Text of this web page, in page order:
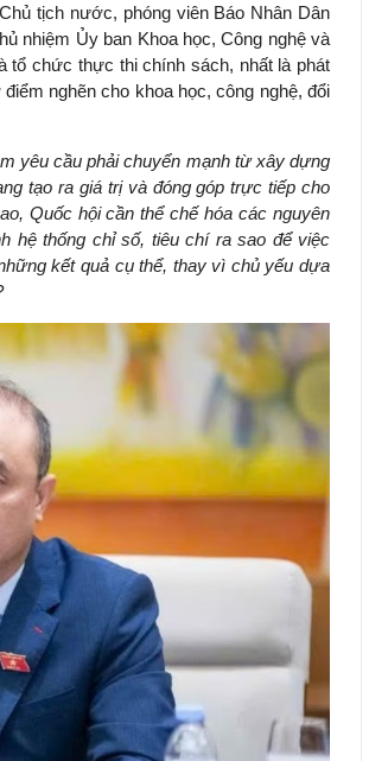
tịch nước, phóng viên Báo Nhân Dân
nhiệm Ủy ban Khoa học, Công nghệ và
tổ chức thực thi chính sách, nhất là phát
nghẽn cho khoa học, công nghệ, đổi
yêu cầu phải chuyển mạnh từ xây dựng
tạo ra giá trị và đóng góp trực tiếp cho
Quốc hội cần thể chế hóa các nguyên
hệ thống chỉ số, tiêu chí ra sao để việc
kết quả cụ thể, thay vì chủ yếu dựa
Việc sử dụng hiệu quả chính
sách tài khóa không chỉ mang ý
nghĩa hỗ trợ ngắn hạn mà còn
đóng vai trò tạo nền tảng cho
tăng trưởng bền vững dài hạn.